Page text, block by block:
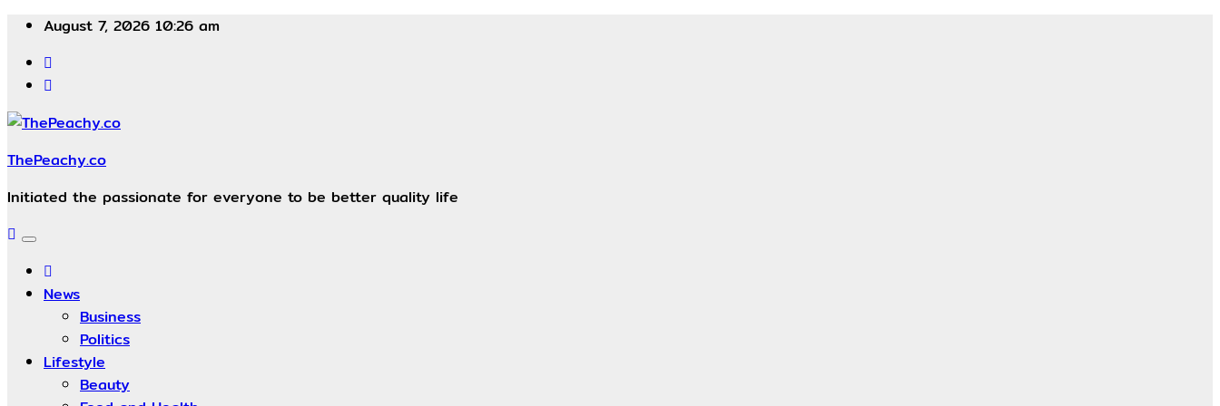
August 7, 2026 10:26 am
ThePeachy.co
Initiated the passionate for everyone to be better quality life
News
Business
Politics
Lifestyle
Beauty